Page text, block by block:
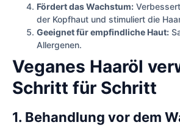
Fördert das Wachstum:
der Kopfhaut und stimuliert die
Geeignet für empfindliche Haut:
Allergenen.
Veganes Haaröl
Schritt für Schritt
1. Behandlung vor dem